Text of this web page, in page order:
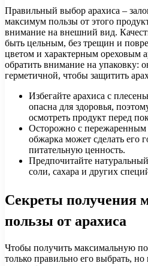
Правильный выбор арахиса –
максимум пользы от этого
внимание на внешний вид.
быть цельным, без трещин и
цветом и характерным ореховым
обратить внимание на упаковку:
герметичной, чтобы защитить
Избегайте арахиса с
опасна для здоровья,
осмотреть продукт перед
Осторожно с пережаренным
обжарка может сделать его
питательную ценность.
Предпочитайте
соли, сахара и других
Секреты получения
пользы от арахиса
Чтобы получить максимальную
только правильно его выбрать,